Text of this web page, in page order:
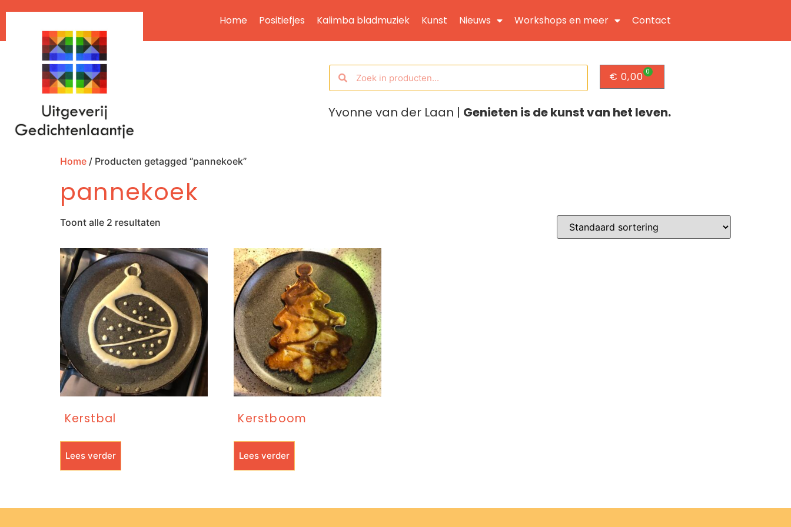
Home Positiefjes Kalimba bladmuziek Kunst Nieuws Workshops en meer Contact
€ 0,00 0
Yvonne van der Laan | Genieten is de kunst van het leven.
Home / Producten getagged “pannekoek”
pannekoek
Toont alle 2 resultaten
Kerstbal
Lees verder
Kerstboom
Lees verder